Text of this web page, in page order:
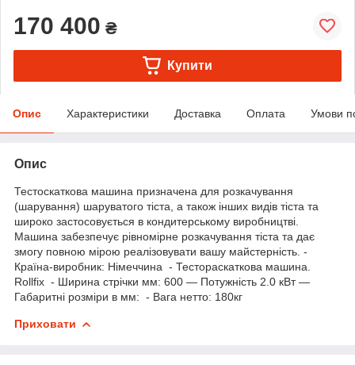
170 400 ₴
Купити
Опис Характеристики Доставка Оплата Умови
Опис
Тестоскаткова машина призначена для розкачування
(шарування) шаруватого тіста, а також інших видів тіста та
широко застосовується в кондитерському виробництві.
Машина забезпечує рівномірне розкачування тіста та дає
змогу повною мірою реалізовувати вашу майстерність. -
Країна-виробник: Німеччина - Тестораскаткова машина.
Rollfix - Ширина стрічки мм: 600 — Потужність 2.0 кВт —
Габаритні розміри в мм: - Вага нетто: 180кг
Приховати